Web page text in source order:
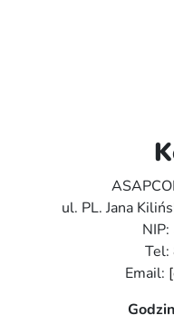
ul. PL. Jana
Tel:
Email: